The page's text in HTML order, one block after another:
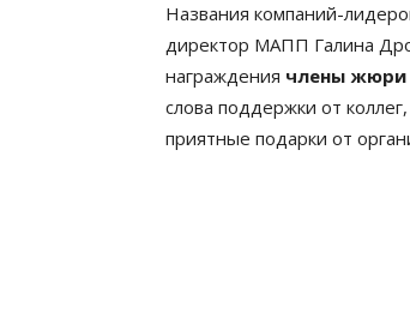
Названия компаний-
директор МАПП Галина
награждения члены жюри
слова поддержки от
приятные подарки от